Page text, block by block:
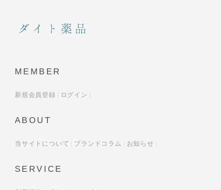
MEMBER
新規会員登録 ログイン
ABOUT
当サイトについて ブランドコラム お知らせ
SERVICE